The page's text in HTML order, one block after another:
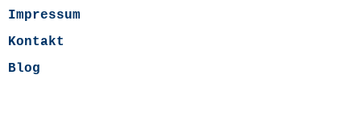
Impressum
Kontakt
Blog